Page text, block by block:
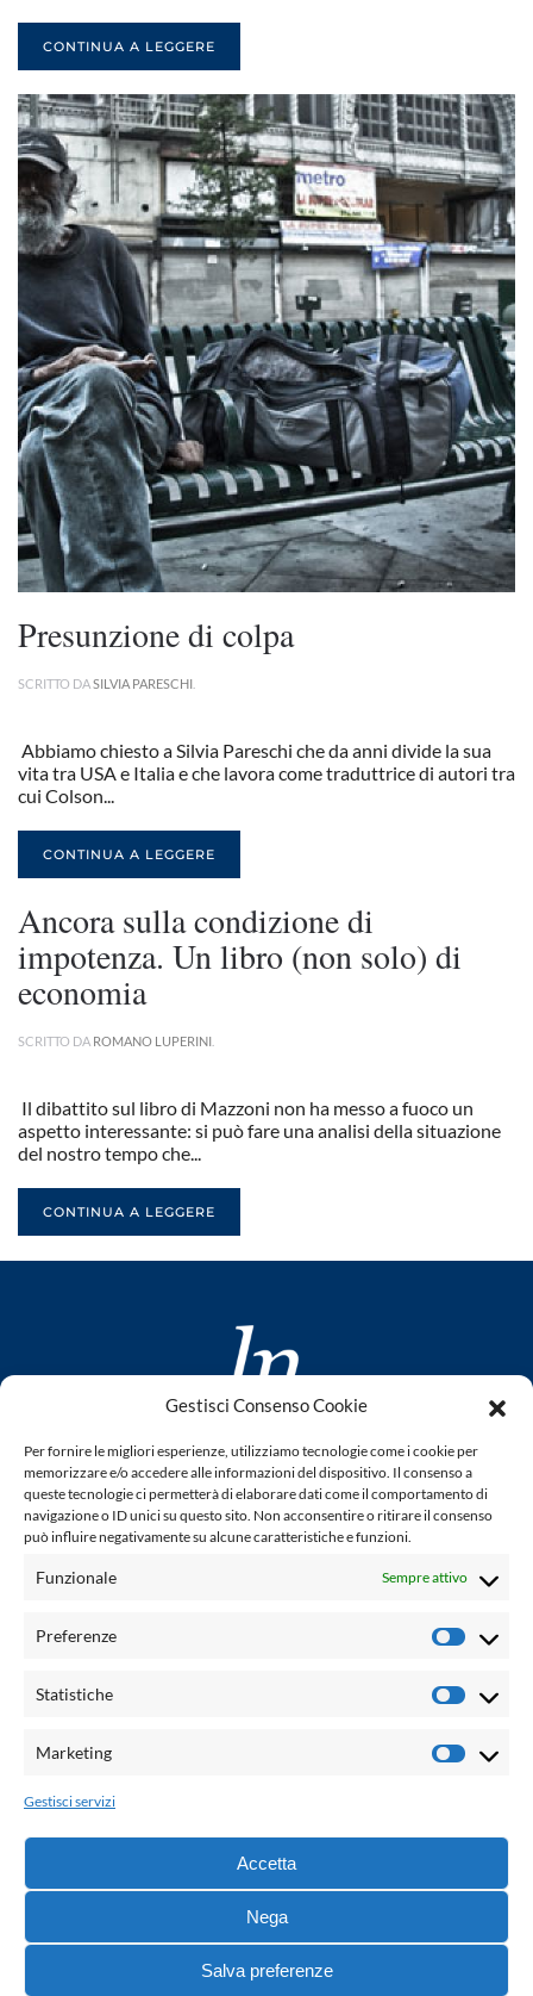
Gestisci Consenso Cookie
Per fornire le migliori esperienze, utilizziamo tecnologie come i cookie per
memorizzare e/o accedere alle informazioni del dispositivo. Il consenso a
queste tecnologie ci permetterà di elaborare dati come il comportamento di
navigazione o ID unici su questo sito. Non acconsentire o ritirare il consenso
può influire negativamente su alcune caratteristiche e funzioni.
Funzionale Sempre attivo
Preferenze
Statistiche
Marketing
Gestisci servizi
Accetta
Nega
Salva preferenze
CONTINUA A LEGGERE
Presunzione di colpa
SCRITTO DASILVIA PARESCHI
Abbiamo chiesto a Silvia Pareschi che da anni divide la sua
vita tra USA e Italia e che lavora come traduttrice di autori tra
cui Colson...
CONTINUA A LEGGERE
Ancora sulla condizione di
impotenza. Un libro (non solo) di
economia
SCRITTO DA ROMANO LUPERINI
Il dibattito sul libro di Mazzoni non ha messo a fuoco un
aspetto interessante: si può fare una analisi della situazione
del nostro tempo che...
CONTINUA A LEGGERE
www.laletteraturaenoi.it
fondato da Romano Luperini
Questo blog non rappresenta una testata giornalistica in
quanto viene aggiornato senza alcuna periodicità. Non può
legge n° 62 del 7.03.2001. L'autore non è responsabile per
email:
Grafica e web:Salvatore Leto
© 2021 - G.B. Palumbo & C. Editore S.p.A. - Tutti i diritti
riservati -
Dichiarazione di